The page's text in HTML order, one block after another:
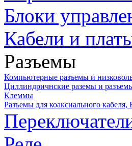
Блоки
Кабели и
Разъемы
Компьютерные разъемы и
Циллиндричнские раземы и
Клеммы
Разъемы для коаксиального